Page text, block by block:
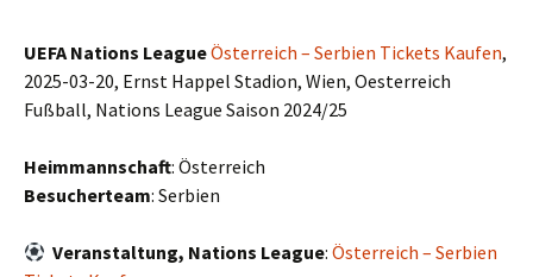
UEFA Nations LeagueÖsterreich – Serbien Tickets Kaufen,
2025-03-20, Ernst Happel Stadion, Wien, Oesterreich
Fußball, Nations League Saison 2024/25
Heimmannschaft: Österreich
Besucherteam: Serbien
Veranstaltung, Nations League:Österreich – Serbien